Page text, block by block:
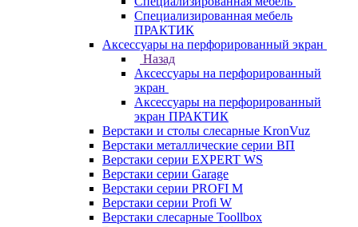
Специализированная мебель
ПРАКТИК
Аксессуары на перфорированный экран
Назад
Аксессуары на перфорированный
экран
Аксессуары на перфорированный
экран ПРАКТИК
Верстаки и столы слесарные KronVuz
Верстаки металлические серии ВП
Верстаки серии EXPERT WS
Верстаки серии Garage
Верстаки серии PROFI M
Верстаки серии Profi W
Верстаки слесарные Toollbox